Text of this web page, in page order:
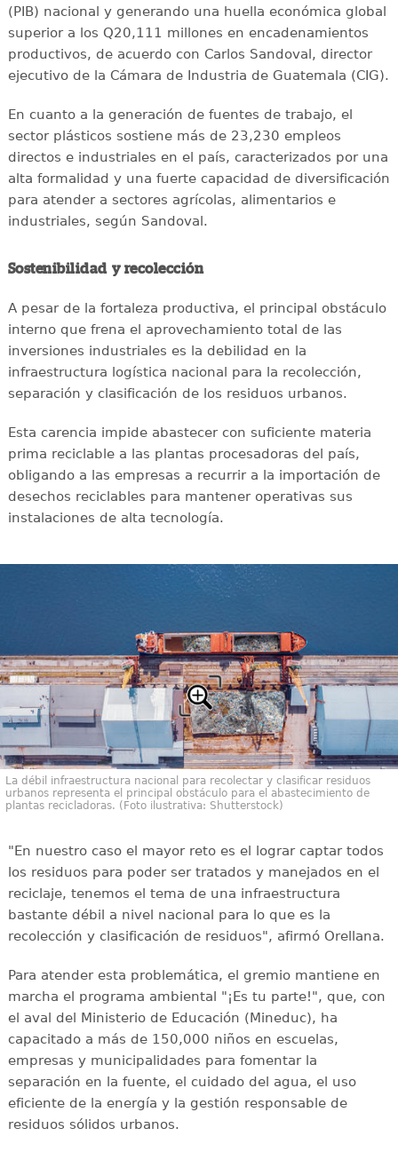
(PIB) nacional y generando una huella económica global
superior a los Q20,111 millones en encadenamientos
productivos, de acuerdo con Carlos Sandoval, director
ejecutivo de la Cámara de Industria de Guatemala (CIG).
En cuanto a la generación de fuentes de trabajo, el
sector plásticos sostiene más de 23,230 empleos
directos e industriales en el país, caracterizados por una
alta formalidad y una fuerte capacidad de diversificación
para atender a sectores agrícolas, alimentarios e
industriales, según Sandoval.
Sostenibilidad y recolección
A pesar de la fortaleza productiva, el principal obstáculo
interno que frena el aprovechamiento total de las
inversiones industriales es la debilidad en la
infraestructura logística nacional para la recolección,
separación y clasificación de los residuos urbanos.
Esta carencia impide abastecer con suficiente materia
prima reciclable a las plantas procesadoras del país,
obligando a las empresas a recurrir a la importación de
desechos reciclables para mantener operativas sus
instalaciones de alta tecnología.
La débil infraestructura nacional para recolectar y clasificar residuos
urbanos representa el principal obstáculo para el abastecimiento de
plantas recicladoras. (Foto ilustrativa: Shutterstock)
"En nuestro caso el mayor reto es el lograr captar todos
los residuos para poder ser tratados y manejados en el
reciclaje, tenemos el tema de una infraestructura
bastante débil a nivel nacional para lo que es la
recolección y clasificación de residuos", afirmó Orellana.
Para atender esta problemática, el gremio mantiene en
marcha el programa ambiental "¡Es tu parte!", que, con
el aval del Ministerio de Educación (Mineduc), ha
capacitado a más de 150,000 niños en escuelas,
empresas y municipalidades para fomentar la
separación en la fuente, el cuidado del agua, el uso
eficiente de la energía y la gestión responsable de
residuos sólidos urbanos.